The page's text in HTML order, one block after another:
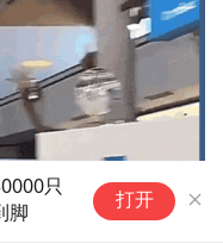
覆了
打开